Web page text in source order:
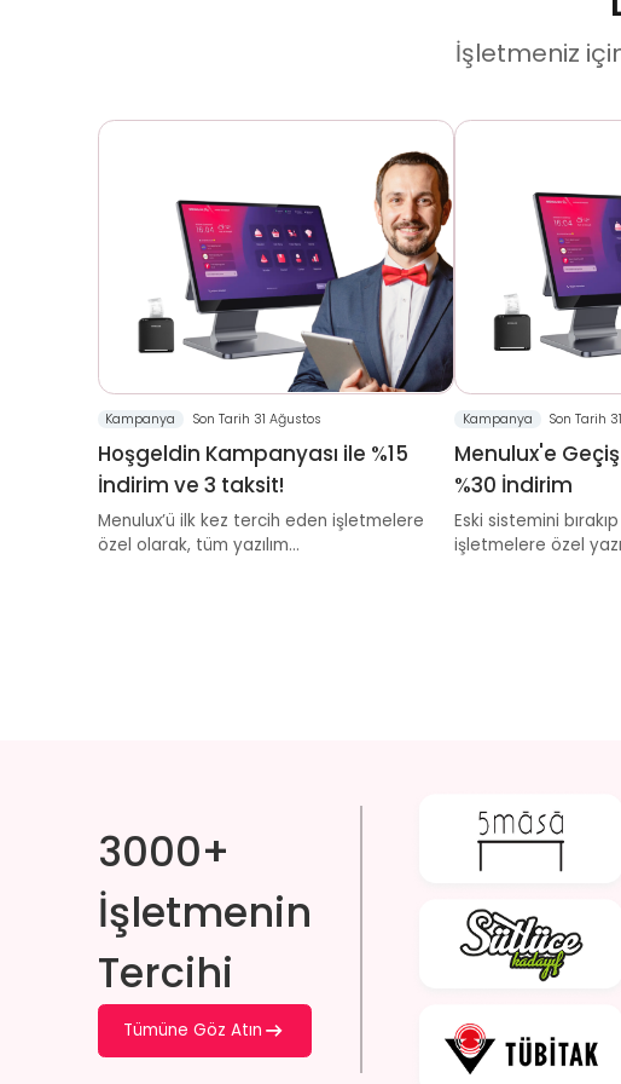
İşletmeniz
Kampanya Son Tarih 31 Ağustos
Hoşgeldin Kampanyası ile %15
İndirim ve 3 taksit!
Menulux’ü ilk kez tercih eden işletmelere
özel olarak, tüm yazılım...
Kampanya Son Tarih
Menulux'e
%30 İndirim
Eski sistemini
işletmelere özel
3000+
İşletmenin
Tercihi
Tümüne Göz Atın